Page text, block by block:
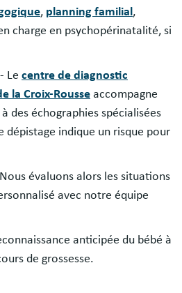
, planning familial ,
charge en psychopérinatalité, si
Le centre de diagnostic
la Croix-Rousse accompagne
des échographies spécialisées
dépistage indique un risque pour
évaluons alors les situations
avec notre équipe
anticipée du bébé à
de grossesse.